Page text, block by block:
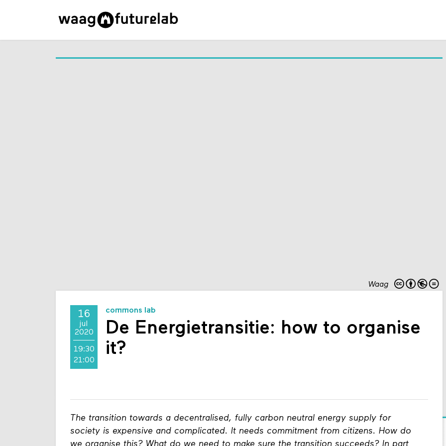
Waag
16
jul
2020
19:30
21:00
commons lab
De Energietransitie: how to organise
it?
The transition towards a decentralised, fully carbon neutral energy supply for
society is expensive and complicated. It needs commitment from citizens. How do